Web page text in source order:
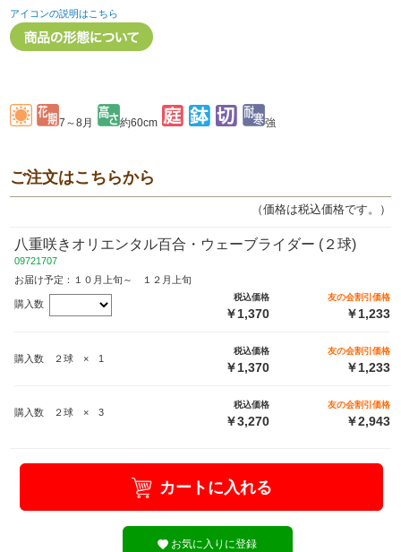
アイコンの説明はこちら
7～8月 約60cm 強
ご注文はこちらから
（価格は税込価格です。）
八重咲きオリエンタル百合・ウェーブライダー (２球)
09721707
お届け予定：１０月上旬～ １２月上旬
購入数
税込価格
￥1,370
友の会割引価格
￥1,233
購入数 ２球 × 1
税込価格
￥1,370
友の会割引価格
￥1,233
購入数 ２球 × 3
税込価格
￥3,270
友の会割引価格
￥2,943
カートに入れる
お気に入りに登録